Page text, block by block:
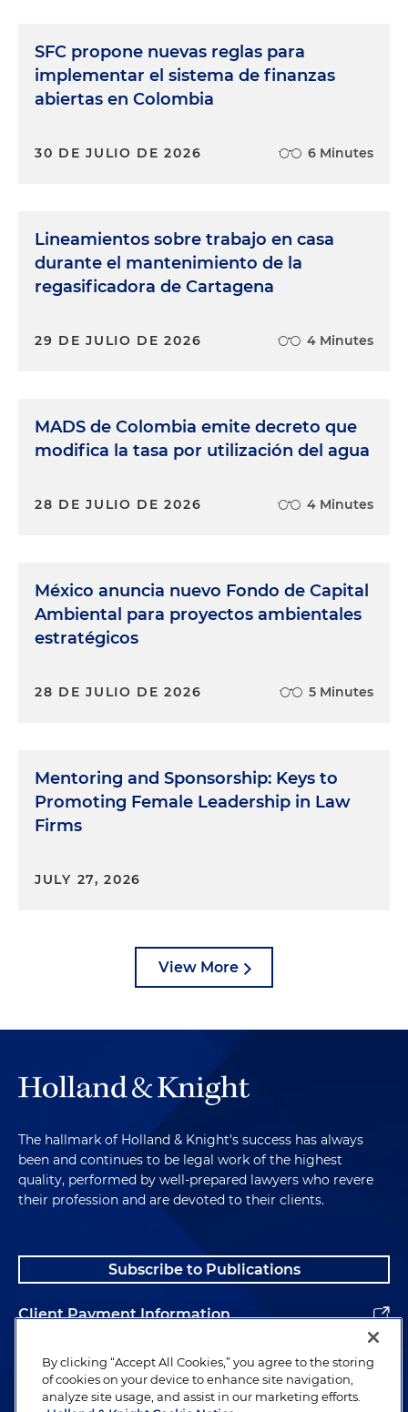
SFC propone nuevas reglas para
implementar el sistema de finanzas
abiertas en Colombia
30 DE JULIO DE 2026 6 Minutes
Lineamientos sobre trabajo en casa
durante el mantenimiento de la
regasificadora de Cartagena
29 DE JULIO DE 2026 4 Minutes
MADS de Colombia emite decreto que
modifica la tasa por utilización del agua
28 DE JULIO DE 2026 4 Minutes
México anuncia nuevo Fondo de Capital
Ambiental para proyectos ambientales
estratégicos
28 DE JULIO DE 2026 5 Minutes
Mentoring and Sponsorship: Keys to
Promoting Female Leadership in Law
Firms
JULY 27, 2026
View More
The hallmark of Holland & Knight's success has always
been and continues to be legal work of the highest
quality, performed by well-prepared lawyers who revere
their profession and are devoted to their clients.
Subscribe to Publications
Client Payment Information
Alumni
By clicking “Accept All Cookies,” you agree to the storing
of cookies on your device to enhance site navigation,
analyze site usage, and assist in our marketing efforts.